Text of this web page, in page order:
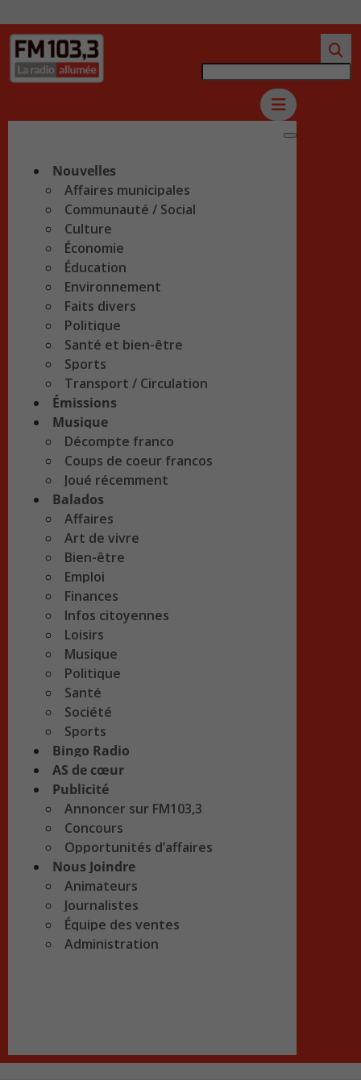
Nouvelles
Affaires municipales
Communauté / Social
Culture
Économie
Éducation
Environnement
Faits divers
Politique
Santé et bien-être
Sports
Transport / Circulation
Émissions
Musique
Décompte franco
Coups de coeur francos
Joué récemment
Balados
Affaires
Art de vivre
Bien-être
Emploi
Finances
Infos citoyennes
Loisirs
Musique
Politique
Santé
Société
Sports
Bingo Radio
AS de cœur
Publicité
Annoncer sur FM103,3
Concours
Opportunités d’affaires
Nous Joindre
Animateurs
Journalistes
Équipe des ventes
Administration